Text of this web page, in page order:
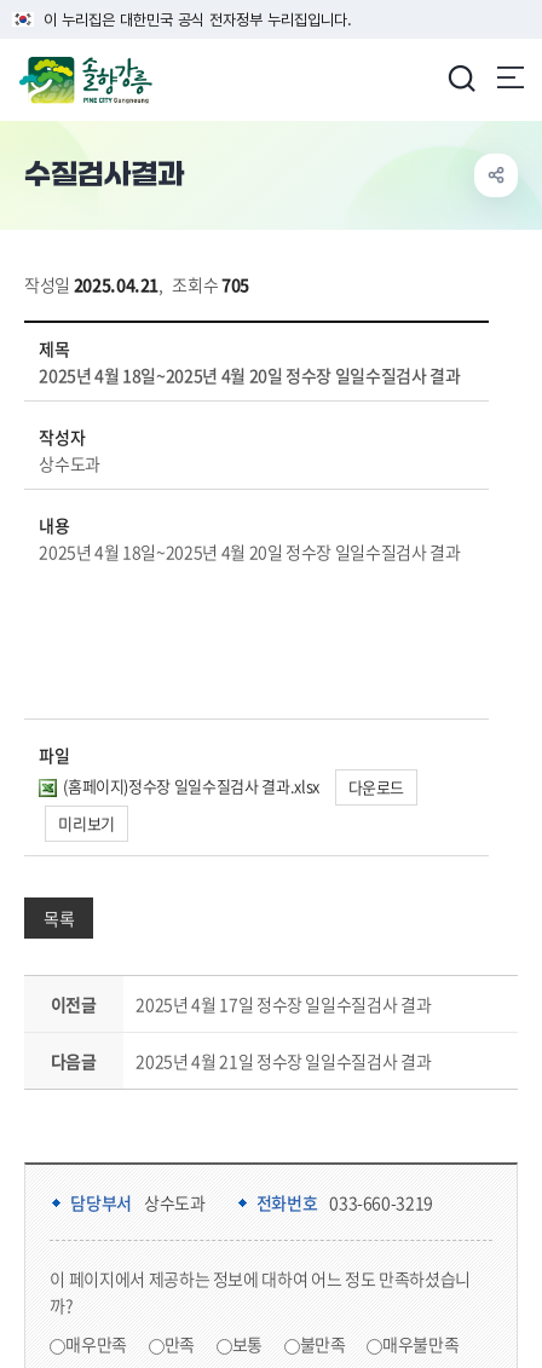
이 누리집은 대한민국 공식 전자정부 누리집입니다.
수질검사결과
작성일 2025.04.21, 조회수705
제목
2025년 4월 18일~2025년 4월 20일 정수장 일일수질검사 결과
작성자
상수도과
내용
2025년 4월 18일~2025년 4월 20일 정수장 일일수질검사 결과
파일
(홈페이지)정수장 일일수질검사 결과.xlsx
다운로드
미리보기
목록
이전글 2025년 4월 17일 정수장 일일수질검사 결과
다음글 2025년 4월 21일 정수장 일일수질검사 결과
담당부서 정보 & 컨텐츠 만족도 조사 & 공공저작물 자유이용 허락 표시
담당부서 상수도과 전화번호 033-660-3219
이 페이지에서 제공하는 정보에 대하여 어느 정도 만족하셨습니
까?
매우만족 만족 보통 불만족 매우불만족